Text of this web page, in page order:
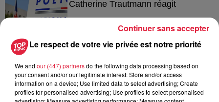
Catherine Trautmann réagit
14h33
avec les flamants rouges
Le respect de votre vie privée est notre priorité
We and our (447) partnersdo the following data processing based on
your consent and/or our legitimate interest: Store and/or access
information on a device; Use limited data to select advertising; Create
profiles for personalised advertising; Use profiles to select personalised
Continuer sans accepter